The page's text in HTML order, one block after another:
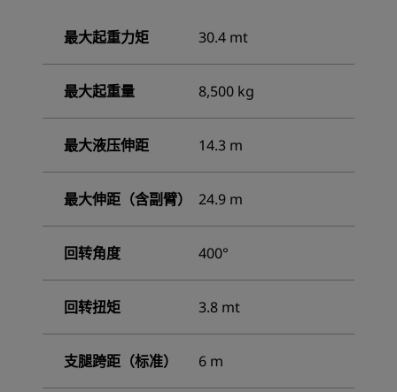
最大起重力矩 30.4 mt
最大起重量 8,500 kg
最大液压伸距 14.3 m
最大伸距（含副臂） 24.9 m
回转角度 400°
回转扭矩 3.8 mt
支腿跨距（标准） 6 m